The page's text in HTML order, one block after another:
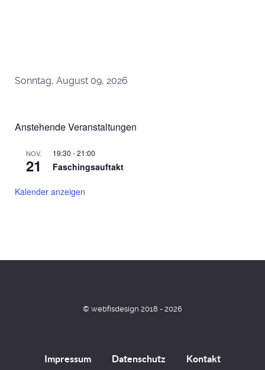
Sonntag, August 09, 2026
Anstehende Veranstaltungen
NOV.
21
19:30 -21:00
Faschingsauftakt
Kalender anzeigen
© webfisdesign 2018 - 2026
Impressum Datenschutz Kontakt